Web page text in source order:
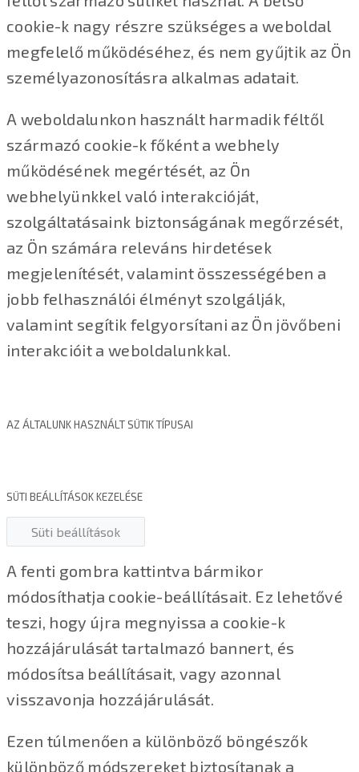
cookie-k nagy részre szükséges a weboldal
megfelelő működéséhez, és nem gyűjtik az Ön
személyazonosításra alkalmas adatait.
A weboldalunkon használt harmadik féltől
származó cookie-k főként a webhely
működésének megértését, az Ön
webhelyünkkel való interakcióját,
szolgáltatásaink biztonságának megőrzését,
az Ön számára releváns hirdetések
megjelenítését, valamint összességében a
jobb felhasználói élményt szolgálják,
valamint segítik felgyorsítani az Ön jövőbeni
interakcióit a weboldalunkkal.
AZ ÁLTALUNK HASZNÁLT SÜTIK TÍPUSAI
SÜTI BEÁLLÍTÁSOK KEZELÉSE
Süti beállítások
A fenti gombra kattintva bármikor
módosíthatja cookie-beállításait. Ez lehetővé
teszi, hogy újra megnyissa a cookie-k
hozzájárulását tartalmazó bannert, és
módosítsa beállításait, vagy azonnal
visszavonja hozzájárulását.
Ezen túlmenően a különböző böngészők
különböző módszereket biztosítanak a